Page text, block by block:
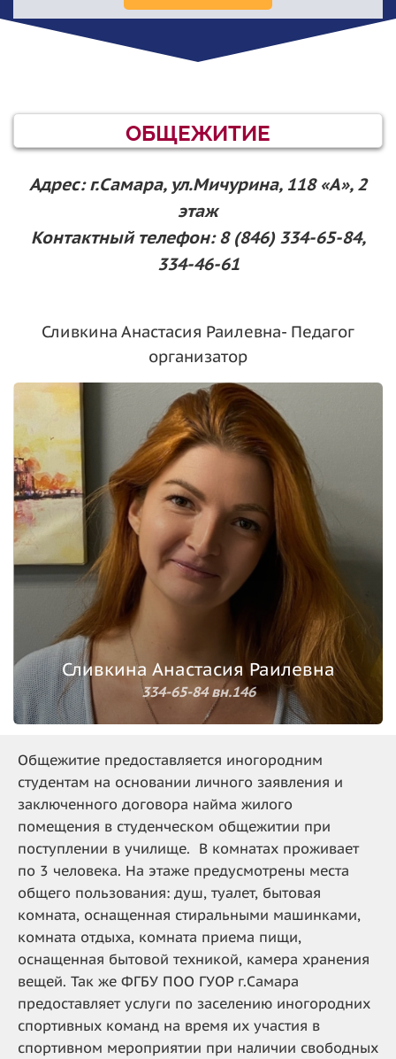
ОБЩЕЖИТИЕ
Адрес: г.Самара, ул.Мичурина, 118 «А», 2
этаж
Контактный телефон: 8 (846) 334-65-84,
334-46-61
Сливкина Анастасия Раилевна- Педагог
организатор
Сливкина Анастасия Раилевна
334-65-84 вн.146
Общежитие предоставляется иногородним
студентам на основании личного заявления и
заключенного договора найма жилого
помещения в студенческом общежитии при
поступлении в училище. В комнатах проживает
по 3 человека. На этаже предусмотрены места
общего пользования: душ, туалет, бытовая
комната, оснащенная стиральными машинками,
комната отдыха, комната приема пищи,
оснащенная бытовой техникой, камера хранения
вещей. Так же ФГБУ ПОО ГУОР г.Самара
предоставляет услуги по заселению иногородних
спортивных команд на время их участия в
спортивном мероприятии при наличии свободных